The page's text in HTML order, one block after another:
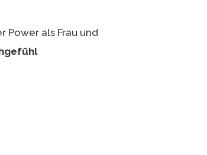
Power als Frau und